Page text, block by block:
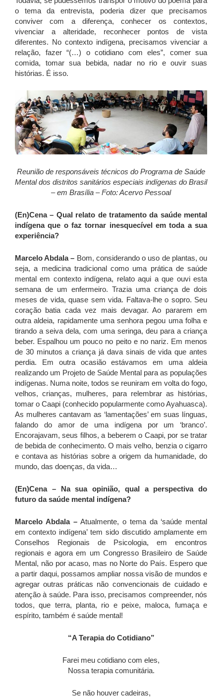
o tema da entrevista, poderia dizer que precisamos
conviver com a diferença, conhecer os contextos,
vivenciar a alteridade, reconhecer pontos de vista
diferentes. No contexto indígena, precisamos vivenciar a
relação, fazer “(…) o cotidiano com eles”, comer sua
comida, tomar sua bebida, nadar no rio e ouvir suas
histórias. É isso.
Reunião de responsáveis técnicos do Programa de Saúde
Mental dos distritos sanitários especiais indígenas do Brasil
– em Brasília – Foto: Acervo Pessoal
(En)Cena– Qual relato de tratamento da saúde mental
indígena que o faz tornar inesquecível em toda a sua
experiência?
Marcelo Abdala – Bom, considerando o uso de plantas, ou
seja, a medicina tradicional como uma prática de saúde
mental em contexto indígena, relato aqui a que ouvi esta
semana de um enfermeiro. Trazia uma criança de dois
meses de vida, quase sem vida. Faltava-lhe o sopro. Seu
coração batia cada vez mais devagar. Ao pararem em
outra aldeia, rapidamente uma senhora pegou uma folha e
tirando a seiva dela, com uma seringa, deu para a criança
beber. Espalhou um pouco no peito e no nariz. Em menos
de 30 minutos a criança já dava sinais de vida que antes
perdia. Em outra ocasião estávamos em uma aldeia
realizando um Projeto de Saúde Mental para as populações
indígenas. Numa noite, todos se reuniram em volta do fogo,
velhos, crianças, mulheres, para relembrar as histórias,
tomar o Caapi (conhecido popularmente como Ayahuasca).
As mulheres cantavam as ‘lamentações’ em suas línguas,
falando do amor de uma indígena por um ‘branco’.
Encorajavam, seus filhos, a beberem o Caapi, por se tratar
de bebida de conhecimento. O mais velho, benzia o cigarro
e contava as histórias sobre a origem da humanidade, do
mundo, das doenças, da vida…
(En)Cena – Na sua opinião, qual a perspectiva do
futuro da saúde mental indígena?
Marcelo Abdala –Atualmente, o tema da ‘saúde mental
em contexto indígena’ tem sido discutido amplamente em
Conselhos Regionais de Psicologia, em encontros
regionais e agora em um Congresso Brasileiro de Saúde
Mental, não por acaso, mas no Norte do País. Espero que
a partir daqui, possamos ampliar nossa visão de mundos e
agregar outras práticas não convencionais de cuidado e
atenção à saúde. Para isso, precisamos compreender, nós
todos, que terra, planta, rio e peixe, maloca, fumaça e
espírito, também é saúde mental!
“A Terapia do Cotidiano”
Farei meu cotidiano com eles,
Nossa terapia comunitária.
Se não houver cadeiras,